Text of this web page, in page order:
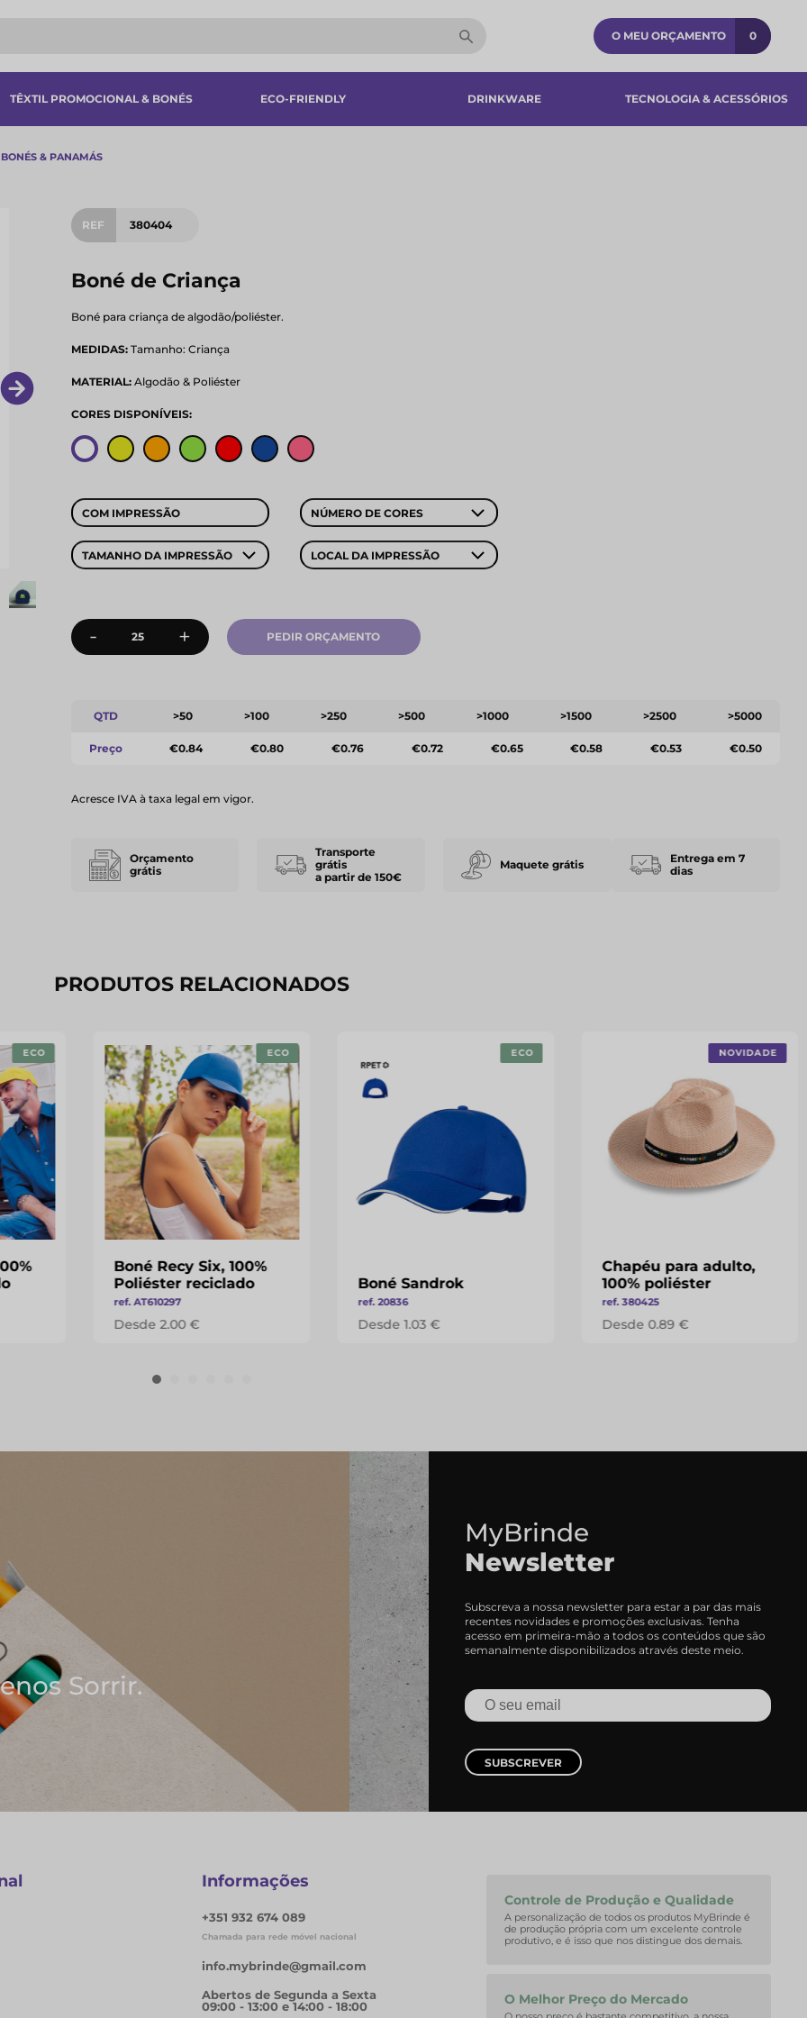
O MEU ORÇAMENTO 0
TÊXTIL PROMOCIONAL & BONÉS ECO-FRIENDLY DRINKWARE TECNOLOGIA & ACESSÓRIOS​
BONÉS & PANAMÁS
REF 380404
Boné de Criança
Boné para criança de algodão/poliéster.
MEDIDAS:Tamanho: Criança
MATERIAL:Algodão & Poliéster
CORES DISPONÍVEIS:
COM IMPRESSÃO NÚMERO DE CORES
TAMANHO DA IMPRESSÃO LOCAL DA IMPRESSÃO
- + PEDIR ORÇAMENTO
QTD >50 >100 >250 >500 >1000 >1500 >2500 >5000
Preço €0.84 €0.80 €0.76 €0.72 €0.65 €0.58 €0.53 €0.50
Acresce IVA à taxa legal em vigor.
Orçamento
grátis
Transporte
grátis
a partir de 150€
Maquete grátis
Entrega em 7
dias
PRODUTOS RELACIONADOS
ECO ECO
Boné Recy Six, 100%
Poliéster reciclado
ref. AT610297
Desde 2.00 €
ECO
Boné Sandrok
ref. 20836
Desde 1.03 €
NOVIDADE
Chapéu para adulto,
100% poliéster
ref. 380425
Desde 0.89 €
MyBrinde
Newsletter
Subscreva a nossa newsletter para estar a par das mais
recentes novidades e promoções exclusivas. Tenha
acesso em primeira-mão a todos os conteúdos que são
semanalmente disponibilizados através deste meio.
SUBSCREVER
Informações
+351 932 674 089
Chamada para rede móvel nacional
info.mybrinde@gmail.com
Abertos de Segunda a Sexta
09:00 - 13:00 e 14:00 - 18:00
Controle de Produção e Qualidade
A personalização de todos os produtos MyBrinde é
de produção própria com um excelente controle
produtivo, e é isso que nos distingue dos demais.
O Melhor Preço do Mercado